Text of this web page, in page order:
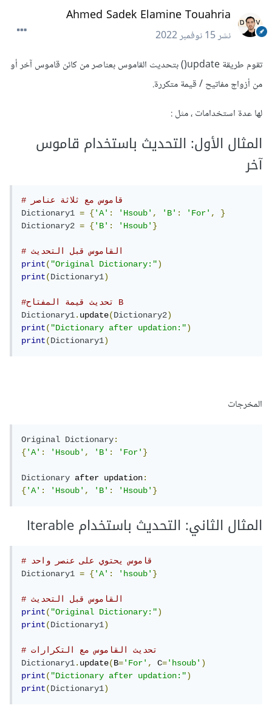
Ahmed Sadek Elamine Touahria
نشر15 نوفمبر 2022
تقوم طريقة update() بتحديث القاموس بعناصر من كائن قاموس آخر أو
من أزواج مفاتيح / قيمة متكررة.
لها عدة استخدامات ، مثل :
المثال الأول: التحديث باستخدام قاموس
آخر
# قاموس مع ثلاثة عناصر
Dictionary1
= {'A': 'Hsoub', 'B': 'For',
}
Dictionary2
= {'B': 'Hsoub'}
# القاموس قبل التحديث
print("Original Dictionary:")
print(Dictionary1)
#تحديث قيمة المفتاح B
Dictionary1.update(Dictionary2)
print("Dictionary after updation:")
print(Dictionary1)
المخرجات
Original Dictionary:
{'A': 'Hsoub', 'B': 'For'}
Dictionary after updation:
{'A': 'Hsoub', 'B': 'Hsoub'}
المثال الثاني: التحديث باستخدام Iterable
# قاموس يحتوي على عنصر واحد
Dictionary1
= {'A': 'hsoub'}
# القاموس قبل التحديث
print("Original Dictionary:")
print(Dictionary1)
# تحديث القاموس مع التكرارات
Dictionary1.update(B='For', C='hsoub')
print("Dictionary after updation:")
print(Dictionary1)